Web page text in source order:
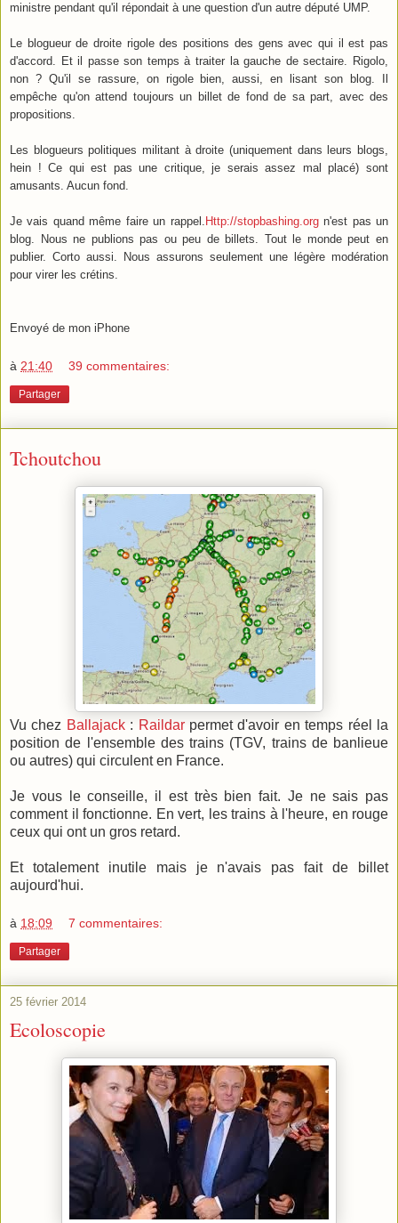
ministre pendant qu'il répondait à une question d'un autre député UMP.
Le blogueur de droite rigole des positions des gens avec qui il est pas
d'accord. Et il passe son temps à traiter la gauche de sectaire. Rigolo,
non ? Qu'il se rassure, on rigole bien, aussi, en lisant son blog. Il
empêche qu'on attend toujours un billet de fond de sa part, avec des
propositions.
Les blogueurs politiques militant à droite (uniquement dans leurs blogs,
hein ! Ce qui est pas une critique, je serais assez mal placé) sont
amusants. Aucun fond.
Je vais quand même faire un rappel. Http://stopbashing.orgn'est pas un
blog. Nous ne publions pas ou peu de billets. Tout le monde peut en
publier. Corto aussi. Nous assurons seulement une légère modération
pour virer les crétins.
Envoyé de mon iPhone
à 21:40 39 commentaires:
Partager
Tchoutchou
Vu chez Ballajack: Raildarpermet d'avoir en temps réel la
position de l'ensemble des trains (TGV, trains de banlieue
ou autres) qui circulent en France.
Je vous le conseille, il est très bien fait. Je ne sais pas
comment il fonctionne. En vert, les trains à l'heure, en rouge
ceux qui ont un gros retard.
Et totalement inutile mais je n'avais pas fait de billet
aujourd'hui.
à 18:09 7 commentaires:
Partager
25 février 2014
Ecoloscopie